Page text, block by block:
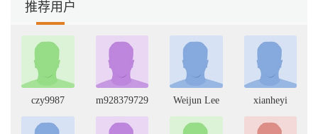
13.7.1 AlexNet的网络架构 488
13.7.2 数据读取 490
13.7.3 初始化权值和偏置 491
13.7.4 卷积和池化 491
13.7.5 局部响应归一化层 492
13.7.6 构建卷积层 492
13.7.7 实现全连接层和Dropout层 493
13.7.9 参数训练与模型评估 494
推荐用户
czy9987 m928379729 Weijun Lee xianheyi